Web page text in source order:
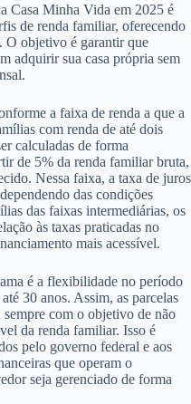
Casa Minha Vida em 2025 é
de renda familiar, oferecendo
O objetivo é garantir que
adquirir sua casa própria sem
a faixa de renda a que a
com renda de até dois
calculadas de forma
de 5% da renda familiar bruta,
Nessa faixa, a taxa de juros
das condições
das faixas intermediárias, os
às taxas praticadas no
mais acessível.
é a flexibilidade no período
30 anos. Assim, as parcelas
com o objetivo de não
da renda familiar. Isso é
pelo governo federal e aos
que operam o
seja gerenciado de forma